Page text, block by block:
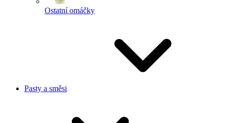
Ostatní omáčky
Pasty a směsi